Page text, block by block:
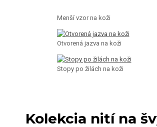
Otvorená jazva na koži
Stopy po žilách na koži
Kolekcia nití na švy